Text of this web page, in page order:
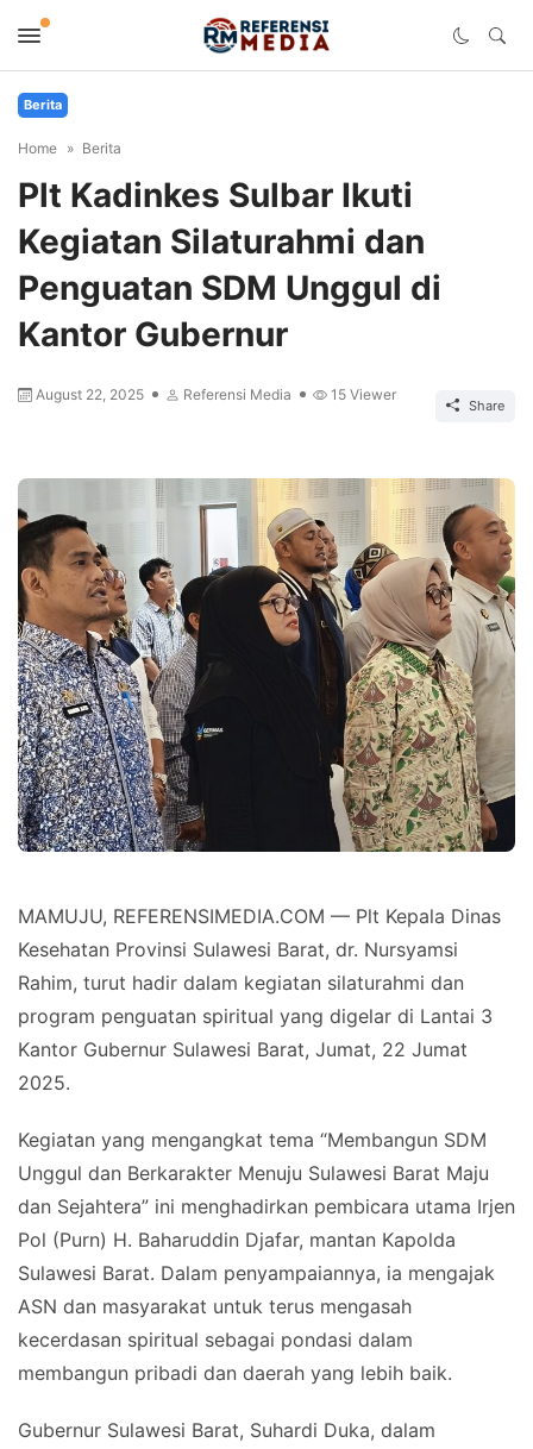
Berita
Home Berita
Plt Kadinkes Sulbar Ikuti
Kegiatan Silaturahmi dan
Penguatan SDM Unggul di
Kantor Gubernur
August 22, 2025 Referensi Media 15 Viewer
Share
MAMUJU, REFERENSIMEDIA.COM — Plt Kepala Dinas
Kesehatan Provinsi Sulawesi Barat, dr. Nursyamsi
Rahim, turut hadir dalam kegiatan silaturahmi dan
program penguatan spiritual yang digelar di Lantai 3
Kantor Gubernur Sulawesi Barat, Jumat, 22 Jumat
2025.
Kegiatan yang mengangkat tema “Membangun SDM
Unggul dan Berkarakter Menuju Sulawesi Barat Maju
dan Sejahtera” ini menghadirkan pembicara utama Irjen
Pol (Purn) H. Baharuddin Djafar, mantan Kapolda
Sulawesi Barat. Dalam penyampaiannya, ia mengajak
ASN dan masyarakat untuk terus mengasah
kecerdasan spiritual sebagai pondasi dalam
membangun pribadi dan daerah yang lebih baik.
Gubernur Sulawesi Barat, Suhardi Duka, dalam